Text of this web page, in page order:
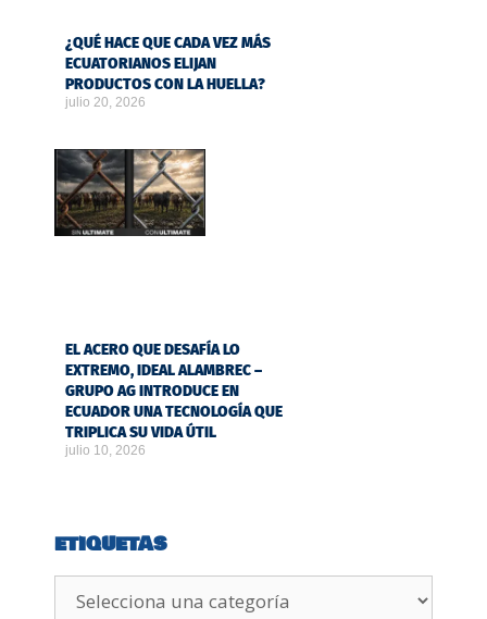
¿QUÉ HACE QUE CADA VEZ MÁS
ECUATORIANOS ELIJAN
PRODUCTOS CON LA HUELLA?
julio 20, 2026
EL ACERO QUE DESAFÍA LO
EXTREMO, IDEAL ALAMBREC –
GRUPO AG INTRODUCE EN
ECUADOR UNA TECNOLOGÍA QUE
TRIPLICA SU VIDA ÚTIL
julio 10, 2026
ETIQUETAS